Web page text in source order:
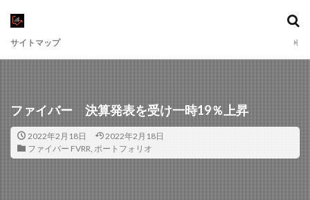
サイトマップ
ファイバー 決算発表を受け一時19％上昇
2022年2月18日
2022年2月18日
ファイバー FVRR, ポートフォリオ